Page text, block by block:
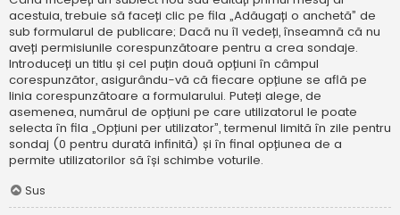
acestuia, trebuie să faceți clic pe fila „Adăugați o anchetă” de
sub formularul de publicare; Dacă nu îl vedeți, înseamnă că nu
aveți permisiunile corespunzătoare pentru a crea sondaje.
Introduceți un titlu și cel puțin două opțiuni în câmpul
corespunzător, asigurându-vă că fiecare opțiune se află pe
linia corespunzătoare a formularului. Puteți alege, de
asemenea, numărul de opțiuni pe care utilizatorul le poate
selecta în fila „Opțiuni per utilizator”, termenul limită în zile pentru
sondaj (0 pentru durată infinită) și în final opțiunea de a
permite utilizatorilor să își schimbe voturile.
Sus